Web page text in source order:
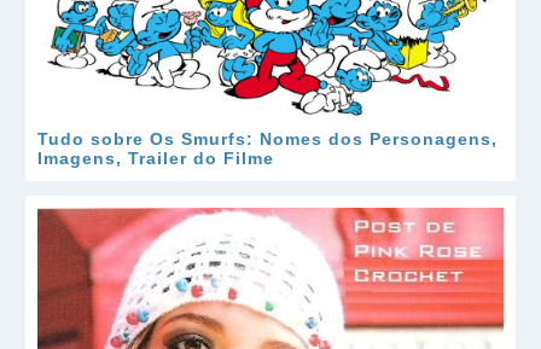
Tudo sobre Os Smurfs: Nomes dos Personagens,
Imagens, Trailer do Filme